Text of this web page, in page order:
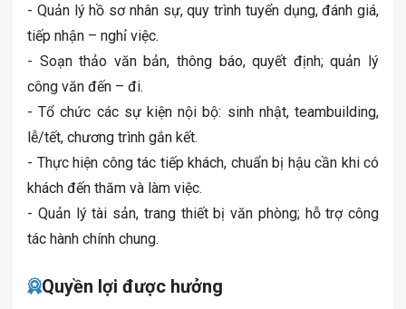
- Quản lý hồ sơ nhân sự, quy trình tuyển dụng, đánh giá,
tiếp nhận – nghỉ việc.
- Soạn thảo văn bản, thông báo, quyết định; quản lý
công văn đến – đi.
- Tổ chức các sự kiện nội bộ: sinh nhật, teambuilding,
lễ/tết, chương trình gắn kết.
- Thực hiện công tác tiếp khách, chuẩn bị hậu cần khi có
khách đến thăm và làm việc.
- Quản lý tài sản, trang thiết bị văn phòng; hỗ trợ công
tác hành chính chung.
Quyền lợi được hưởng